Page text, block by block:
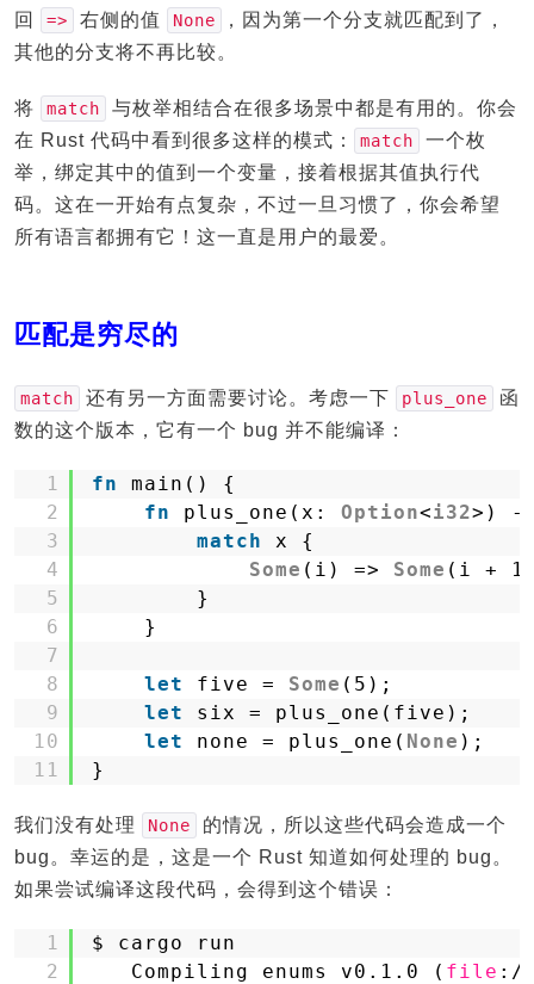
回
=> 右侧的值 None
，因为第一个分支就匹配到了，
其他的分支将不再比较。
将 match
与枚举相结合在很多场景中都是有用的。你会
在 Rust 代码中看到很多这样的模式：
match
一个枚
举，绑定其中的值到一个变量，接着根据其值执行代
码。这在一开始有点复杂，不过一旦习惯了，你会希望
所有语言都拥有它！这一直是用户的最爱。
匹配是穷尽的
match 还有另一方面需要讨论。考虑一下 plus_one
函
数的这个版本，它有一个 bug 并不能编译：
1
2
3
4
5
6
7
8
9
10
11
fn
main() {
fn
plus_one(x: Option<i32>) -
match
x {
Some (i) => Some (i +
}
}
let five = Some (5);
let
six = plus_one(five);
let
none = plus_one( None );
}
我们没有处理 None
的情况，所以这些代码会造成一个
bug。幸运的是，这是一个 Rust 知道如何处理的 bug。
如果尝试编译这段代码，会得到这个错误：
1
2
$ cargo run
Compiling enums v0.1.0 ( file :